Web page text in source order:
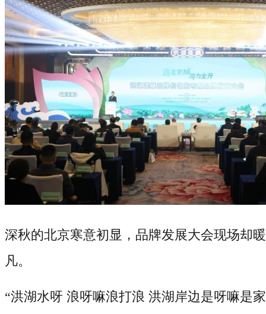
深秋的北京寒意初显，品牌发展大会现场却
凡。
“洪湖水呀 浪呀嘛浪打浪 洪湖岸边是呀嘛是